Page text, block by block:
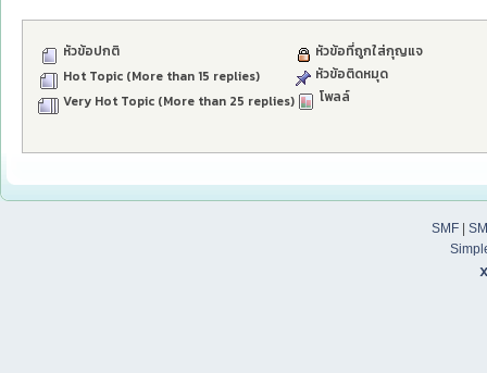
หัวข้อปกติ
Hot Topic (More than 15 replies)
Very Hot Topic (More than 25 replies)
หัวข้อที่ถูกใส่กุญแจ
หัวข้อติดหมุด
โพลล์
SMF|